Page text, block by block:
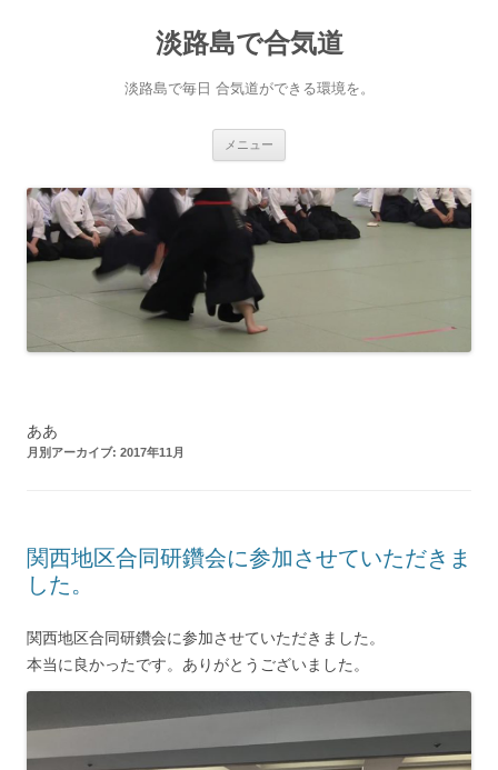
淡路島で合気道
淡路島で毎日 合気道ができる環境を。
メニュー
ああ
月別アーカイブ: 2017年11月
関西地区合同研鑽会に参加させていただきま
した。
関西地区合同研鑽会に参加させていただきました。
本当に良かったです。ありがとうございました。